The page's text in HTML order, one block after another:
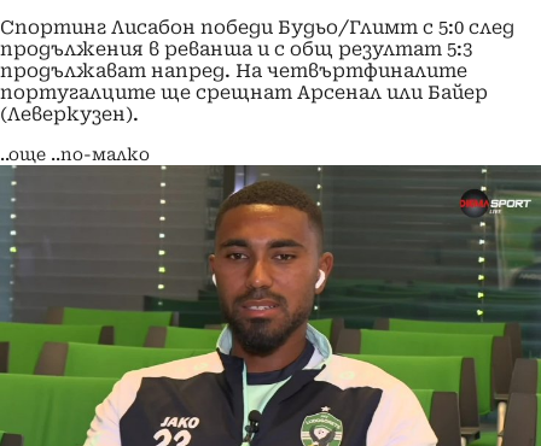
Спортинг Лисабон победи Будьо/Глимт с 5:0 след
продължения в реванша и с общ резултат 5:3
продължават напред. На четвъртфиналите
португалците ще срещнат Арсенал или Байер
(Леверкузен).
..още ..по-малко